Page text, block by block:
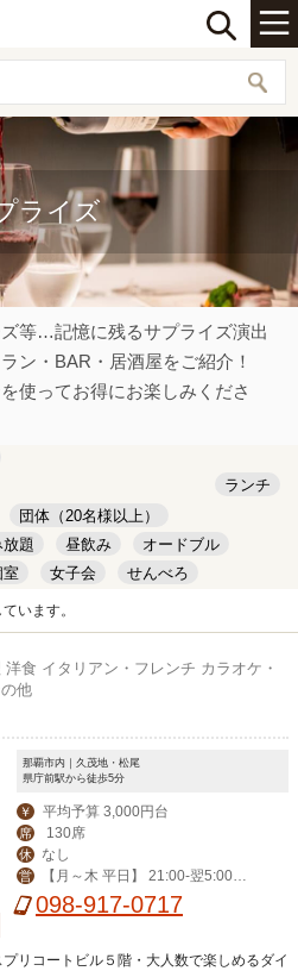
ライズ
等…記憶に残るサプライズ演出
ン・BAR・居酒屋をご紹介！
使ってお得にお楽しみくださ
ランチ
団体（20名様以上）
題 昼飲み
オードブル
女子会
せんべろ
います。
食 イタリアン・フレンチ カラオケ・
他
那覇市内｜久茂地・松尾
県庁前駅から徒歩5分
￥ 平均予算 3,000円台
席 130席
休 なし
営
【月～木 平日】 21:00-翌5:00
【その他】19:00-翌6:00
098-917-0717
リコートビル５階・大人数で楽しめるダイ